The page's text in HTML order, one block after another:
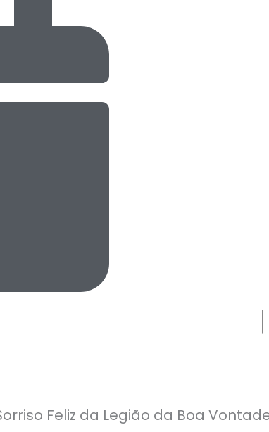
Feliz da Legião da Boa